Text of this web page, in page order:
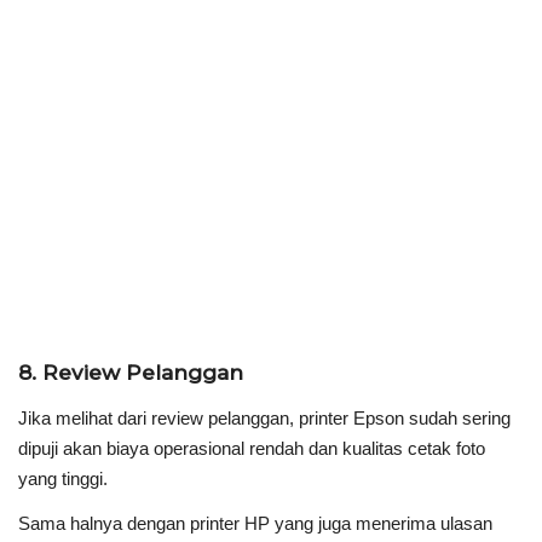
8. Review Pelanggan
Jika melihat dari review pelanggan, printer Epson sudah sering
dipuji akan biaya operasional rendah dan kualitas cetak foto
yang tinggi.
Sama halnya dengan printer HP yang juga menerima ulasan